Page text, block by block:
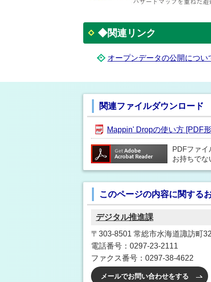
◆関連リンク
オープンデータの公開につい
関連ファイルダウンロード
Mappin' Dropの使い方 [PDF
PDFファ
お持ちでな
このページの内容に関する
デジタル推進課
〒303-8501 常総市水海道諏訪町
電話番号：0297-23-2111
ファクス番号：0297-38-4622
メールでお問い合わせをする